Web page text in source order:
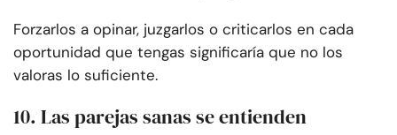
Forzarlos a opinar, juzgarlos o criticarlos en cada
oportunidad que tengas significaría que no los
valoras lo suficiente.
10. Las parejas sanas se entienden